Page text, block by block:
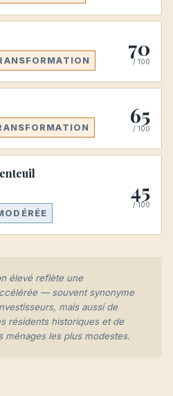
70
/ 100
65
/ 100
45
/ 100
élevé reflète une
— souvent synonyme
mais aussi de
résidents historiques et de
ménages les plus modestes.